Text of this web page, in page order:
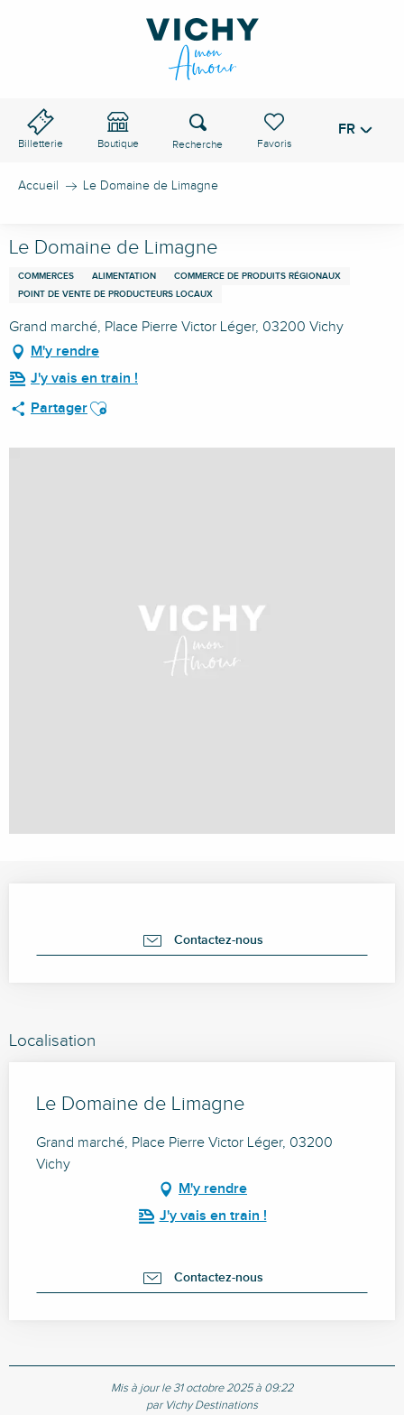
Billetterie Boutique
Voir les favoris
Recherche FR
Accueil Le Domaine de Limagne
Le Domaine de Limagne
COMMERCES ALIMENTATION
COMMERCE DE PRODUITS RÉGIONAUX
POINT DE VENTE DE PRODUCTEURS LOCAUX
Grand marché, Place Pierre Victor Léger, 03200 Vichy
M'y rendre
J'y vais en train !
PartagerAjouter aux favoris
Contactez-nous
Localisation
Le Domaine de Limagne
Grand marché, Place Pierre Victor Léger, 03200
Vichy
M'y rendre
J'y vais en train !
Contactez-nous
Mis à jour le 31 octobre 2025 à 09:22
par Vichy Destinations